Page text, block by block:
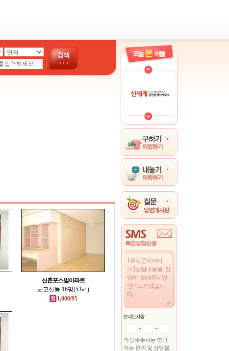
신촌포스빌아파트
노고산동 16평(53㎡)
1,000/95
- -
작성해주시는 연락
처는 문의 및 상담을